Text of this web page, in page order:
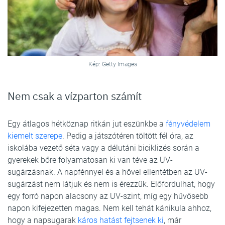
Kép: Getty Images
Nem csak a vízparton számít
Egy átlagos hétköznap ritkán jut eszünkbe a fényvédelem
kiemelt szerepe. Pedig a játszótéren töltött fél óra, az
iskolába vezető séta vagy a délutáni biciklizés során a
gyerekek bőre folyamatosan ki van téve az UV-
sugárzásnak. A napfénnyel és a hővel ellentétben az UV-
sugárzást nem látjuk és nem is érezzük. Előfordulhat, hogy
egy forró napon alacsony az UV-szint, míg egy hűvösebb
napon kifejezetten magas. Nem kell tehát kánikula ahhoz,
hogy a napsugarak káros hatást fejtsenek ki, már